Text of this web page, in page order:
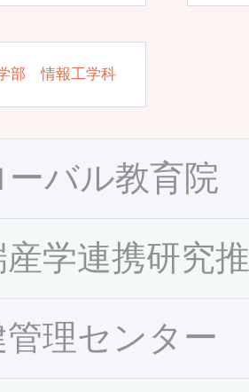
部 情報工学科
ーバル教育院
産学連携研究
理センター